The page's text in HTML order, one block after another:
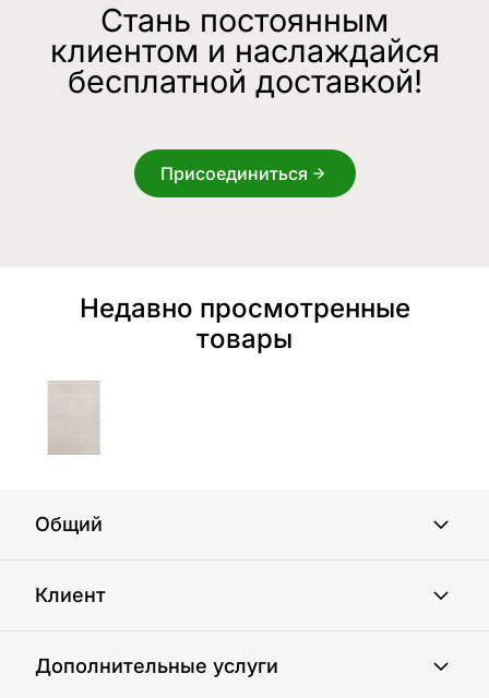
Стань постоянным
клиентом и наслаждайся
бесплатной доставкой!
Присоединиться
Недавно просмотренные
товары
Общий
Клиент
Дополнительные услуги